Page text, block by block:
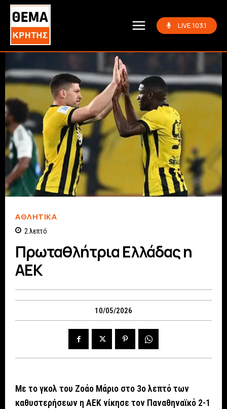
LIVE 103.1
ΑΘΛΗΤΙΚΆ
2λεπτό
Πρωταθλήτρια Ελλάδας η
ΑΕΚ
10/05/2026
Με το γκολ του Ζοάο Μάριο στο 3ο λεπτό των
καθυστερήσεων η ΑΕΚ νίκησε τον Παναθηναϊκό 2-1